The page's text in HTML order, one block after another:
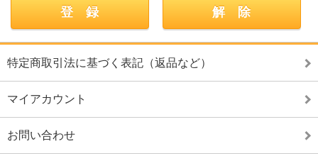
特定商取引法に基づく表記（返品など）
マイアカウント
お問い合わせ